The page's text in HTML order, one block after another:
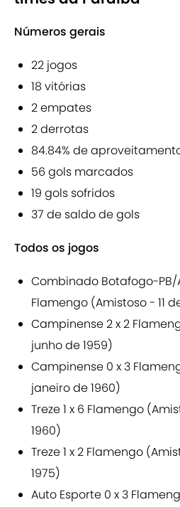
Números gerais
22 jogos
18 vitórias
2 empates
2 derrotas
84.84% de
56 gols marcados
19 gols sofridos
37 de saldo de gols
Todos os jogos
Combinado Botafogo-PB/
Flamengo (Amistoso - 11
Campinense 2 x 2
junho de 1959)
Campinense 0 x 3
janeiro de 1960)
Treze 1 x 6 Flamengo
1960)
Treze 1 x 2 Flamengo
1975)
Auto Esporte 0 x 3